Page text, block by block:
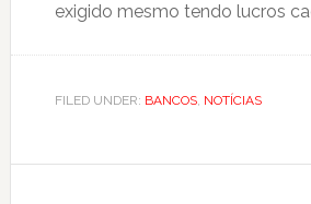
exigido mesmo tendo lucros
FILED UNDER: BANCOS, NOTÍCIAS